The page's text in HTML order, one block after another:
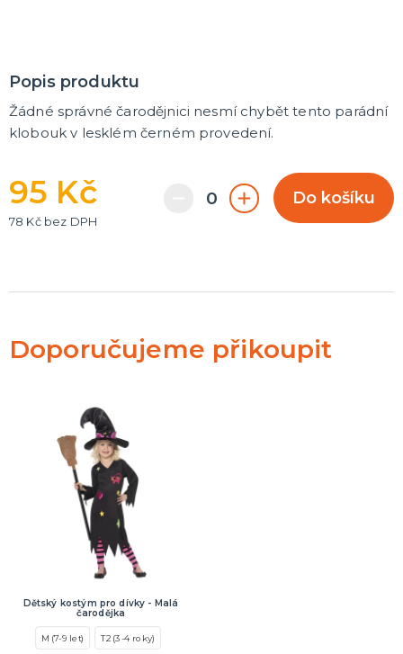
Popis produktu
Žádné správné čarodějnici nesmí chybět tento parádní
klobouk v lesklém černém provedení.
95 Kč
78 Kč bez DPH
Do košíku
Doporučujeme přikoupit
Dětský kostým pro dívky - Malá
čarodějka
M (7-9 let) T2 (3-4 roky)